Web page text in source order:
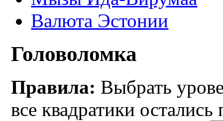
Валюта Эстонии
Головоломка
Правила: Выбрать
все квадратики